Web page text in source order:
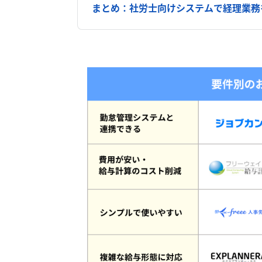
まとめ：社労士向けシステムで経理業